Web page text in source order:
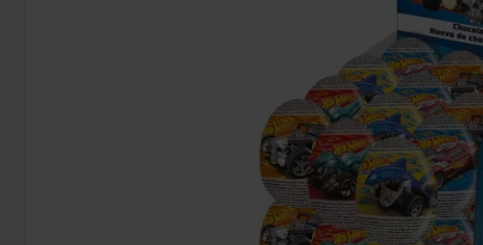
Marabou Twist 300g OLW